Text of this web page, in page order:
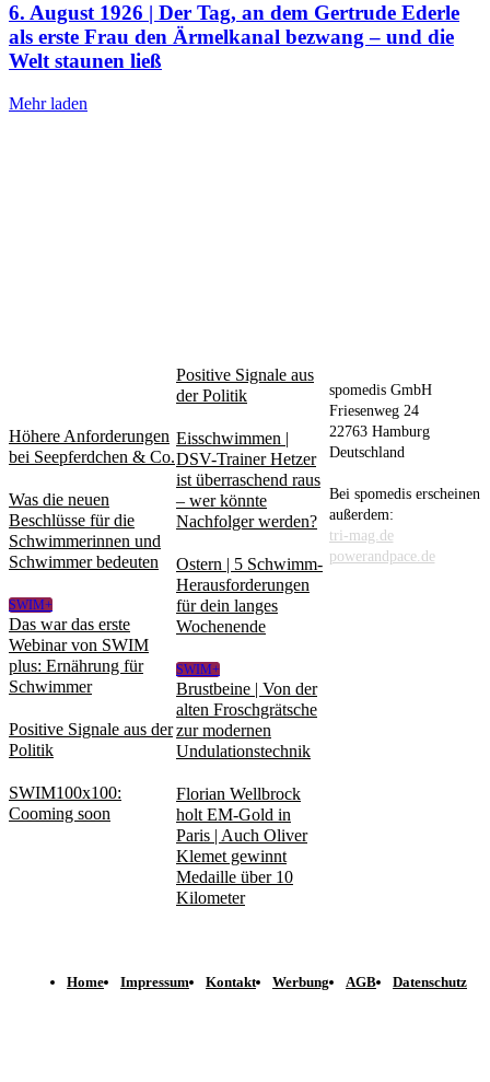
6. August 1926 | Der Tag, an dem Gertrude Ederle
als erste Frau den Ärmelkanal bezwang – und die
Welt staunen ließ
Mehr laden
Höhere Anforderungen
bei Seepferdchen & Co.
Was die neuen
Beschlüsse für die
Schwimmerinnen und
Schwimmer bedeuten
SWIM+
Das war das erste
Webinar von SWIM
plus: Ernährung für
Schwimmer
Positive Signale aus der
Politik
SWIM100x100:
Cooming soon
Positive Signale aus
der Politik
Eisschwimmen |
DSV-Trainer Hetzer
ist überraschend raus
– wer könnte
Nachfolger werden?
Ostern | 5 Schwimm-
Herausforderungen
für dein langes
Wochenende
SWIM+
Brustbeine | Von der
alten Froschgrätsche
zur modernen
Undulationstechnik
Florian Wellbrock
holt EM-Gold in
Paris | Auch Oliver
Klemet gewinnt
Medaille über 10
Kilometer
spomedis GmbH
Friesenweg 24
22763 Hamburg
Deutschland
Bei spomedis erscheinen
außerdem:
tri-mag.de
powerandpace.de
Home Impressum Kontakt Werbung AGB Datenschutz